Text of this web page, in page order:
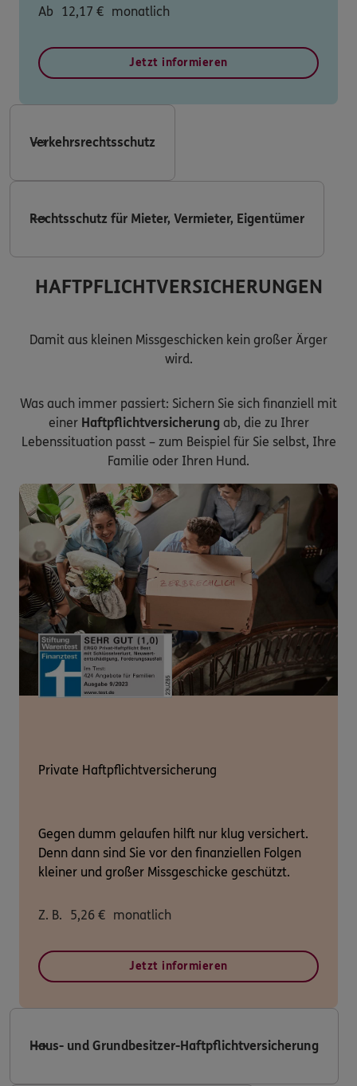
Ab 12,17 € monatlich
Jetzt informieren
Verkehrsrechtsschutz
Rechtsschutz für Mieter, Vermieter, Eigentümer
HAFTPFLICHTVERSICHERUNGEN
Damit aus kleinen Missgeschicken kein großer Ärger
wird.
Was auch immer passiert: Sichern Sie sich finanziell mit
einer Haftpflichtversicherung ab, die zu Ihrer
Lebenssituation passt – zum Beispiel für Sie selbst, Ihre
Familie oder Ihren Hund.
Private Haftpflichtversicherung
Gegen dumm gelaufen hilft nur klug versichert.
Denn dann sind Sie vor den finanziellen Folgen
kleiner und großer Missgeschicke geschützt.
Z. B. 5,26 € monatlich
Jetzt informieren
Haus- und Grundbesitzer-Haftpflichtversicherung